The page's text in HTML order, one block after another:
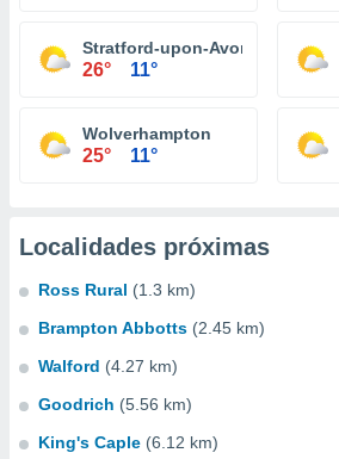
Stratford-upon-Avon
26° 11°
Wolverhampton
25° 11°
Localidades próximas
Ross Rural (1.3 km)
Brampton Abbotts (2.45 km)
Walford (4.27 km)
Goodrich (5.56 km)
King's Caple (6.12 km)